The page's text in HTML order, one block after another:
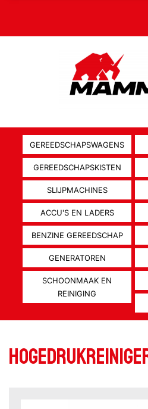
GEREEDSCHAPSWAGENS
GEREEDSCHAPSKISTEN
SLIJPMACHINES
ACCU'S EN LADERS
BENZINE GEREEDSCHAP
GENERATOREN
SCHOONMAAK EN
REINIGING